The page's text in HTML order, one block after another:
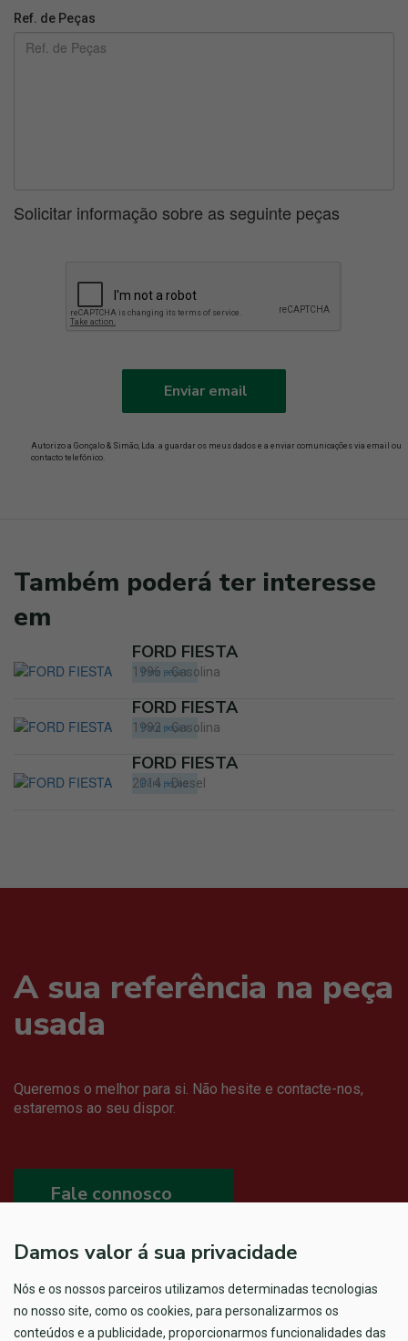
Ref. de Peças
Solicitar informação sobre as seguinte peças
Enviar email
Autorizo a Gonçalo & Simão, Lda. a guardar os meus dados e a enviar comunicações via email ou
contacto telefónico.
Também poderá ter interesse
em
Para peças
FORD FIESTA
1996 - Gasolina
Para peças
FORD FIESTA
1992 - Gasolina
Para peças
FORD FIESTA
2014 - Diesel
A sua referência na peça
usada
Queremos o melhor para si. Não hesite e contacte-nos,
estaremos ao seu dispor.
Fale connosco
Damos valor á sua privacidade
Nós e os nossos parceiros utilizamos determinadas tecnologias
no nosso site, como os cookies, para personalizarmos os
conteúdos e a publicidade, proporcionarmos funcionalidades das